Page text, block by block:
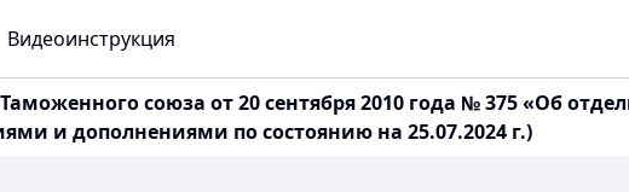
Видеоинструкция
союза от 20 сентября 2010 года № 375 «Об
и дополнениями по состоянию на 25.07.2024 г.)